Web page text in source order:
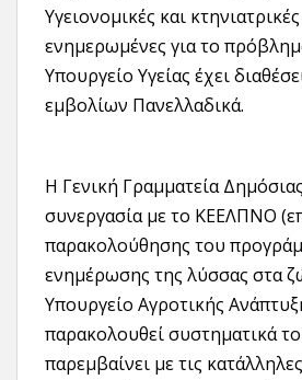
Υγειονομικές και
ενημερωμένες για το
Υπουργείο Υγείας έχει
εμβολίων Πανελλαδικά.
Η Γενική Γραμματεία
συνεργασία με το ΚΕΕΛΠΝΟ
παρακολούθησης του
ενημέρωσης της λύσσας στα
Υπουργείο Αγροτικής
παρακολουθεί συστηματικά
παρεμβαίνει με τις